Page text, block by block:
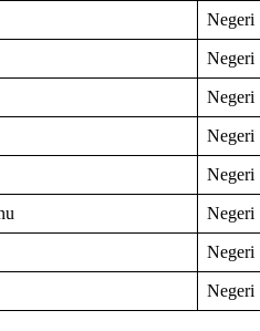
Negeri
Negeri
Negeri
Negeri
Negeri
Negeri
Negeri
Negeri